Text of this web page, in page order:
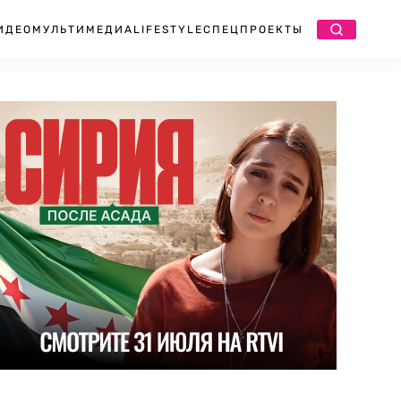
МУЛЬТИМЕДИА LIFESTYLEСПЕЦПРОЕКТЫ